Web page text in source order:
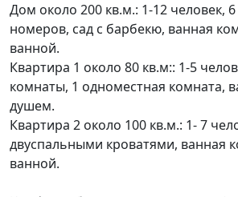
Дом около 200 кв.м.: 1-12 человек,
номеров, сад с барбекю, ванная
ванной.
Квартира 1 около 80 кв.м:: 1-5
комнаты, 1 одноместная комната,
душем.
Квартира 2 около 100 кв.м.: 1- 7
двуспальными кроватями, ванная
ванной.